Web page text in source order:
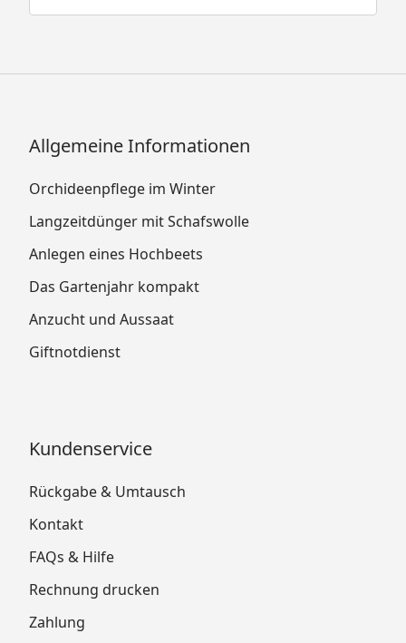
Allgemeine Informationen
Orchideenpflege im Winter
Langzeitdünger mit Schafswolle
Anlegen eines Hochbeets
Das Gartenjahr kompakt
Anzucht und Aussaat
Giftnotdienst
Kundenservice
Rückgabe & Umtausch
Kontakt
FAQs & Hilfe
Rechnung drucken
Zahlung